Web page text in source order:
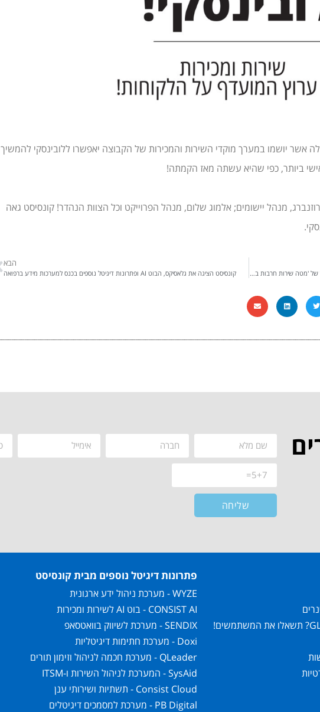
יושמו במערך מוקדי השירות והמכירות של הקבוצה יאפשרו ללובינסקי להמשיך
ביותר, כפי שהיא עשתה מאז הקמתה!
מנהל יישומים; אלמוג שלום, מנהל הפרוייקט וכל הצוות הנהדר! קונסיסט גאה
קונסיסט יישמה את מערכות התקשורת הרב-ערוצית GLASSIX במוקד של 'מטה שירות חרבות ברזל', המסייע למשפחות שכולות
הבא
קונסיסט הציגה את גלאסיקס, הבוט AI ופתרונות דיגיטל נוספים בכנס למערכות מידע ברפואה
שליחה
פתרונות דיגיטל נוספים מבית קונסיסט
WYZE - מערכת ניהול ידע ארגונית
CONSIST AI - בוט AI לשירות ומכירות
SENDIX - מערכת לשיווק בוואטסאפ
Doxi - מערכת חתימות דיגיטליות
QLeader - מערכת חכמה לניהול וזימון תורים
SysAid - המערכת לניהול השירות ו-ITSM
Consist Cloud - תשתיות ושירותי ענן
PB Digital - מערכת למסמכים דיגיטלים